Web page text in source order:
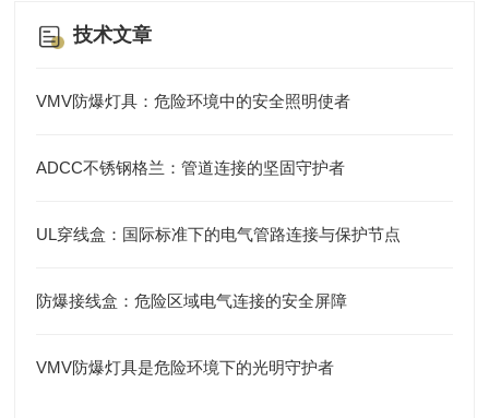
技术文章
VMV防爆灯具：危险环境中的安全照明使者
ADCC不锈钢格兰：管道连接的坚固守护者
UL穿线盒：国际标准下的电气管路连接与保护节点
防爆接线盒：危险区域电气连接的安全屏障
VMV防爆灯具是危险环境下的光明守护者